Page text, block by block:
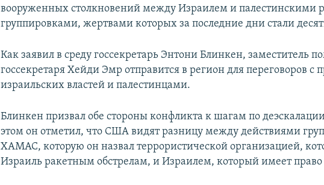
вооруженных столкновений между Израилем и палестинскими
группировками, жертвами которых за последние дни стали
Как заявил в среду госсекретарь Энтони Блинкен, заместитель
госсекретаря Хейди Эмр отправится в регион для переговоров с
израильских властей и палестинцами.
Блинкен призвал обе стороны конфликта к шагам по
этом он отметил, что США видят разницу между действиями
ХАМАС, которую он назвал террористической организацией,
Израиль ракетным обстрелам, и Израилем, который имеет право